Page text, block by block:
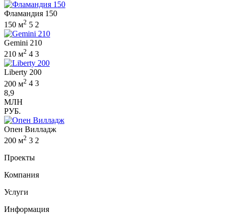
Фламандия 150
150 м2 5 2
Gemini 210
210 м2 4 3
Liberty 200
200 м2 4 3
8,9
МЛН
РУБ.
Опен Вилладж
200 м2 3 2
Проекты
Компания
Услуги
Информация